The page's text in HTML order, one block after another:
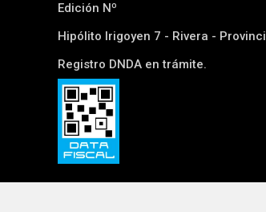
Edición Nº
Hipólito Irigoyen 7 - Rivera -
Registro DNDA en trámite.